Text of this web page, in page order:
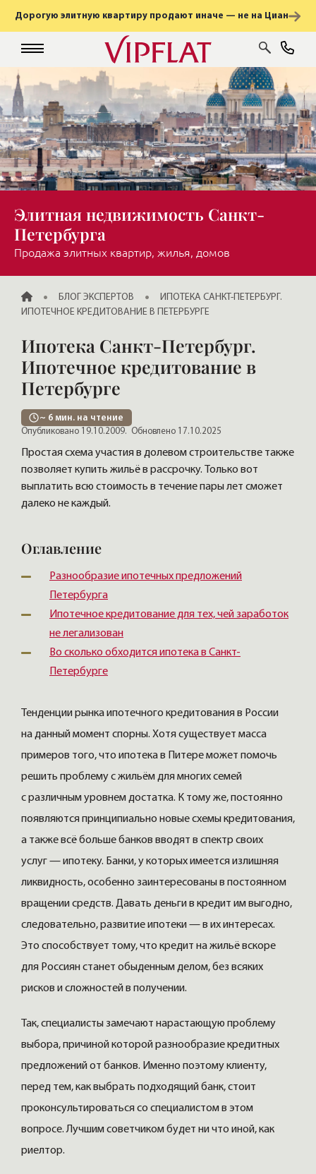
Дорогую элитную квартиру продают иначе — не на Циан
Элитная недвижимость Санкт-
Петербурга
Продажа элитных квартир, жилья, домов
ГЛАВНАЯБЛОГ ЭКСПЕРТОВ
ИПОТЕКА САНКТ-ПЕТЕРБУРГ.
ИПОТЕЧНОЕ КРЕДИТОВАНИЕ В ПЕТЕРБУРГЕ
Ипотека Санкт-Петербург.
Ипотечное кредитование в
Петербурге
~ 6 мин. на чтение
Опубликовано 19.10.2009. Обновлено 17.10.2025
Простая схема участия в долевом строительстве также
позволяет купить жильё в рассрочку. Только вот
выплатить всю стоимость в течение пары лет сможет
далеко не каждый.
Оглавление
Разнообразие ипотечных предложений
Петербурга
Ипотечное кредитование для тех, чей заработок
не легализован
Во сколько обходится ипотека в Санкт-
Петербурге
Тенденции рынка ипотечного кредитования в России
на данный момент спорны. Хотя существует масса
примеров того, что ипотека в Питере может помочь
решить проблему с жильём для многих семей
с различным уровнем достатка. К тому же, постоянно
появляются принципиально новые схемы кредитования,
а также всё больше банков вводят в спектр своих
услуг — ипотеку. Банки, у которых имеется излишняя
ликвидность, особенно заинтересованы в постоянном
вращении средств. Давать деньги в кредит им выгодно,
следовательно, развитие ипотеки — в их интересах.
Это способствует тому, что кредит на жильё вскоре
для Россиян станет обыденным делом, без всяких
рисков и сложностей в получении.
Так, специалисты замечают нарастающую проблему
выбора, причиной которой разнообразие кредитных
предложений от банков. Именно поэтому клиенту,
перед тем, как выбрать подходящий банк, стоит
проконсультироваться со специалистом в этом
вопросе. Лучшим советчиком будет ни что иной, как
риелтор.